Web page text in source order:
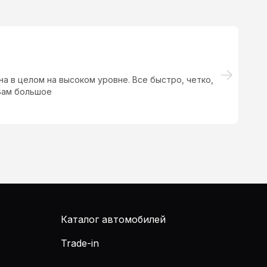
в целом на высоком уровне. Все быстро, четко,
большое
Каталог автомобилей
Trade-in